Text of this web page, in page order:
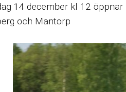
14 december kl 12
och Mantorp